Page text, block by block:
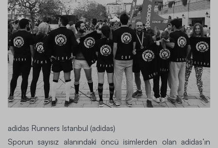
adidas Runners Istanbul (adidas)
Sporun sayısız alanındaki öncü isimlerden olan adidas’ın